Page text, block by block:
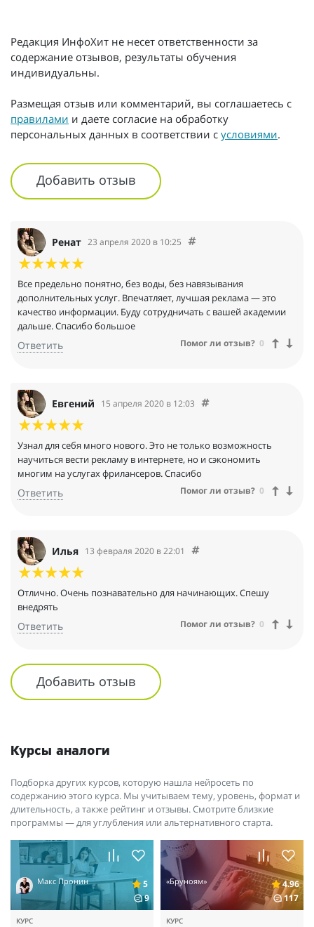
Редакция ИнфоХит не несет ответственности за
содержание отзывов, результаты обучения
индивидуальны.
Размещая отзыв или комментарий, вы соглашаетесь с
правилами и даете согласие на обработку
персональных данных в соответствии с условиями.
Добавить отзыв
Ренат 23 апреля 2020 в 10:25
Все предельно понятно, без воды, без навязывания
дополнительных услуг. Впечатляет, лучшая реклама — это
качество информации. Буду сотрудничать с вашей академии
дальше. Спасибо большое
Ответить Помог ли отзыв? 0
Евгений 15 апреля 2020 в 12:03
Узнал для себя много нового. Это не только возможность
научиться вести рекламу в интернете, но и сэкономить
многим на услугах фрилансеров. Спасибо
Ответить Помог ли отзыв? 0
Илья 13 февраля 2020 в 22:01
Отлично. Очень познавательно для начинающих. Спешу
внедрять
Ответить Помог ли отзыв? 0
Добавить отзыв
Курсы аналоги
Подборка других курсов, которую нашла нейросеть по
содержанию этого курса. Мы учитываем тему, уровень, формат и
длительность, а также рейтинг и отзывы. Смотрите близкие
программы — для углубления или альтернативного старта.
Макс Пронин
5
9
КУРС
«Бруноям»
4.96
117
КУРС